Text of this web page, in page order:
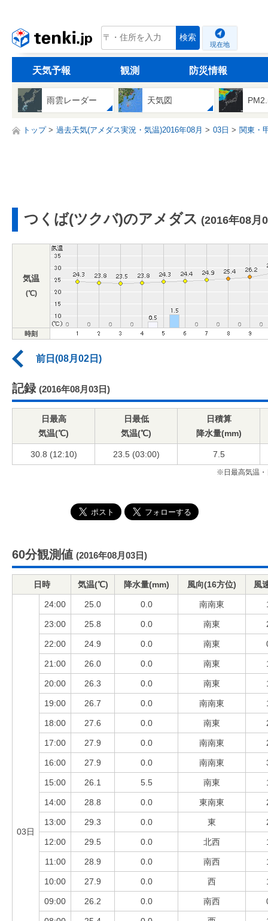
tenki.jp 検索
現在地
天気予報 観測 防災情報
雨雲レーダー 天気図
トップ 過去天気(アメダス実況・気温)2016年08月 03日 関東・
つくば(ツクバ)のアメダス (2016年08月
気温
(℃)
時刻
前日(08月02日)
記録 (2016年08月03日)
日最高
気温(℃)
日最低
気温(℃)
日積算
降水量(mm)
30.8 (12:10) 23.5 (03:00) 7.5
※日最高気温・
60分観測値 (2016年08月03日)
日時 気温(℃) 降水量(mm) 風向(16方位) 風
03日
24:00 25.0 0.0 南南東
23:00 25.8 0.0 南東
22:00 24.9 0.0 南東
21:00 26.0 0.0 南東
20:00 26.3 0.0 南東
19:00 26.7 0.0 南南東
18:00 27.6 0.0 南東
17:00 27.9 0.0 南南東
16:00 27.9 0.0 南南東
15:00 26.1 5.5 南東
14:00 28.8 0.0 東南東
13:00 29.3 0.0 東
12:00 29.5 0.0 北西
11:00 28.9 0.0 南西
10:00 27.9 0.0 西
09:00 26.2 0.0 南西